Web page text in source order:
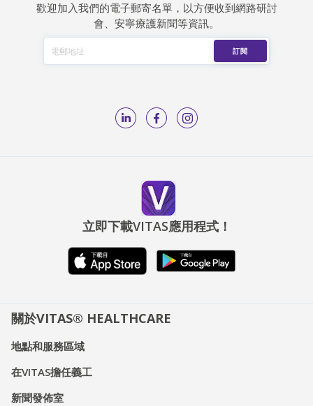
歡迎加入我們的電子郵寄名單，以方便收到網路研討
會、安寧療護新聞等資訊。
立即下載VITAS應用程式！
關於VITAS® HEALTHCARE
地點和服務區域
在VITAS擔任義工
新聞發佈室